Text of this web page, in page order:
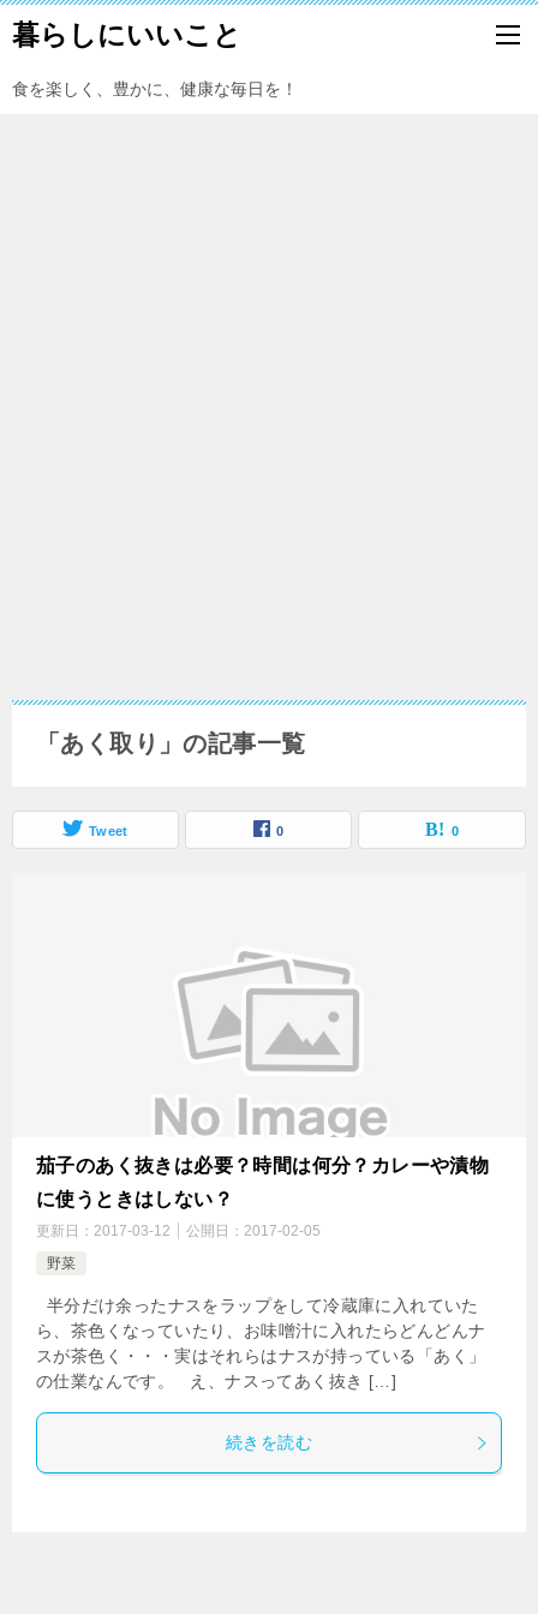
暮らしにいいこと
食を楽しく、豊かに、健康な毎日を！
「あく取り」の記事一覧
Tweet 0 0
茄子のあく抜きは必要？時間は何分？カレーや漬物
に使うときはしない？
更新日： 2017-03-12 公開日： 2017-02-05
野菜
半分だけ余ったナスをラップをして冷蔵庫に入れていた
ら、茶色くなっていたり、お味噌汁に入れたらどんどんナ
スが茶色く・・・実はそれらはナスが持っている「あく」
の仕業なんです。 え、ナスってあく抜き […]
続きを読む